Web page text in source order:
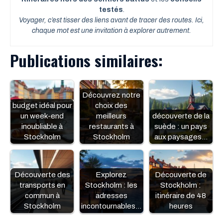
testés.
Voyager, c’est tisser des liens avant de tracer des routes. Ici,
chaque mot est une invitation à explorer autrement.
Publications similaires:
budget idéal pour
un week-end
inoubliable à
Stockholm
Découvrez notre
choix des
meilleurs
restaurants à
Stockholm
découverte de la
suède : un pays
aux paysages…
Découverte des
transports en
commun à
Stockholm
Explorez
Stockholm : les
adresses
incontournables…
Découverte de
Stockholm :
itinéraire de 48
heures